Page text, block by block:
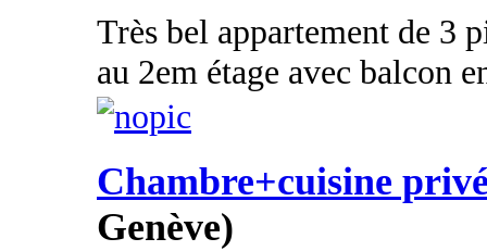
Très bel appartement de 3
au 2em étage avec balcon
Chambre+cuisine
Genève)